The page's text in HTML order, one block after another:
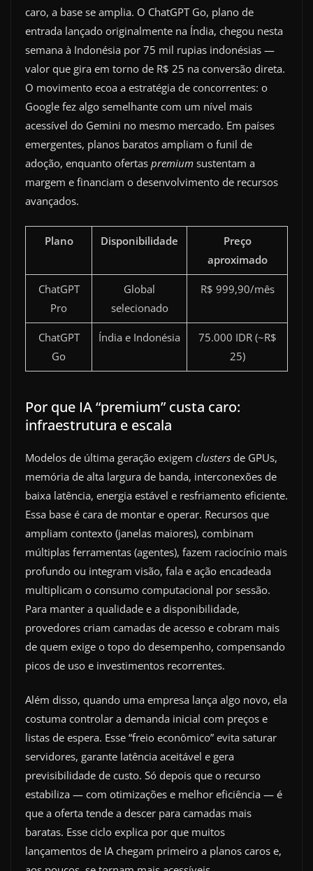
caro, a base se amplia. O ChatGPT Go, plano de
entrada lançado originalmente na Índia, chegou nesta
semana à Indonésia por 75 mil rupias indonésias —
valor que gira em torno de R$ 25 na conversão direta.
O movimento ecoa a estratégia de concorrentes: o
Google fez algo semelhante com um nível mais
acessível do Gemini no mesmo mercado. Em países
emergentes, planos baratos ampliam o funil de
adoção, enquanto ofertas premium sustentam a
margem e financiam o desenvolvimento de recursos
avançados.
Plano Disponibilidade
Preço
aproximado
ChatGPT
Pro
Global
selecionado
R$ 999,90/mês
ChatGPT
Go
Índia e Indonésia
75.000 IDR (~R$
25)
Por que IA “premium” custa caro:
infraestrutura e escala
Modelos de última geração exigem clusters de GPUs,
memória de alta largura de banda, interconexões de
baixa latência, energia estável e resfriamento eficiente.
Essa base é cara de montar e operar. Recursos que
ampliam contexto (janelas maiores), combinam
múltiplas ferramentas (agentes), fazem raciocínio mais
profundo ou integram visão, fala e ação encadeada
multiplicam o consumo computacional por sessão.
Para manter a qualidade e a disponibilidade,
provedores criam camadas de acesso e cobram mais
de quem exige o topo do desempenho, compensando
picos de uso e investimentos recorrentes.
Além disso, quando uma empresa lança algo novo, ela
costuma controlar a demanda inicial com preços e
listas de espera. Esse “freio econômico” evita saturar
servidores, garante latência aceitável e gera
previsibilidade de custo. Só depois que o recurso
estabiliza — com otimizações e melhor eficiência — é
que a oferta tende a descer para camadas mais
baratas. Esse ciclo explica por que muitos
lançamentos de IA chegam primeiro a planos caros e,